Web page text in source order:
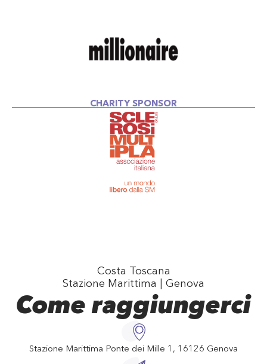
CHARITY SPONSOR
Costa Toscana
Stazione Marittima | Genova
Come raggiungerci
Stazione Marittima Ponte dei Mille 1, 16126 Genova